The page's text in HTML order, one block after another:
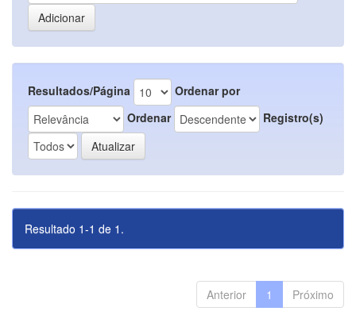
Resultados/Página
Ordenar por
Ordenar
Registro(s)
Resultado 1-1 de 1.
Anterior 1 Próximo